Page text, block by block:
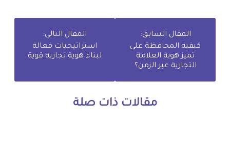
المقال السابق:
كيفية المحافظة على
تميز هوية العلامة
التجارية عبر الزمن؟
المقال التالي:
استراتيجيات فعالة
لبناء هوية تجارية قوية
مقالات ذات صلة